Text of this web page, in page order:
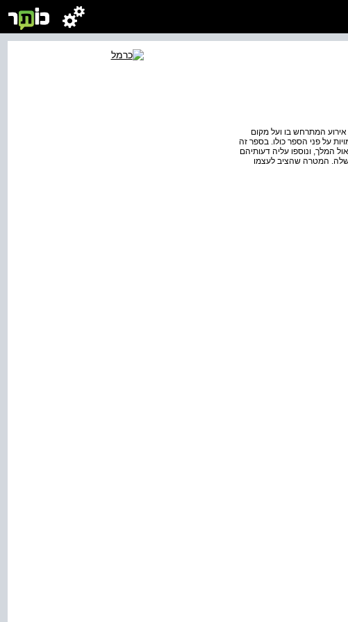
המתרחש בו ועל מקום
על פני הספר כולו. בספר זה
המלך, ונוספו עליה דעותיהם
המטרה שהציב לעצמו